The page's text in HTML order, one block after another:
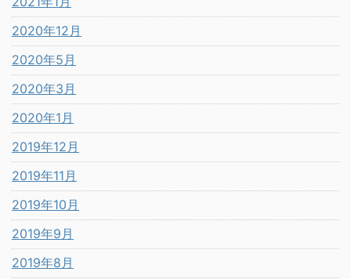
2020年12月
2020年5月
2020年3月
2020年1月
2019年12月
2019年11月
2019年10月
2019年9月
2019年8月